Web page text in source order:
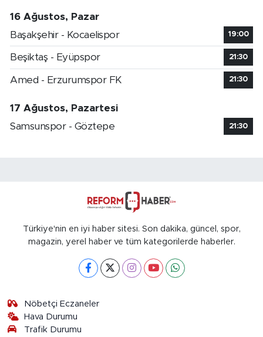
16 Ağustos, Pazar
Başakşehir - Kocaelispor
19:00
Beşiktaş - Eyüpspor 21:30
Amed - Erzurumspor FK 21:30
17 Ağustos, Pazartesi
Samsunspor - Göztepe
21:30
Türkiye'nin en iyi haber sitesi. Son dakika, güncel, spor,
magazin, yerel haber ve tüm kategorilerde haberler.
Nöbetçi Eczaneler
Hava Durumu
Trafik Durumu